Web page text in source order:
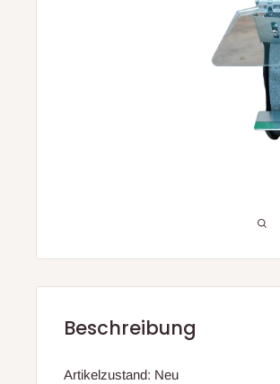
Beschreibung
Artikelzustand: Neu